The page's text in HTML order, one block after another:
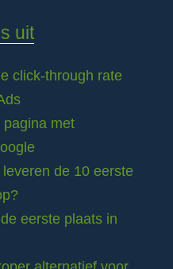
uit
click-through rate
pagina met
de 10 eerste
eerste plaats in